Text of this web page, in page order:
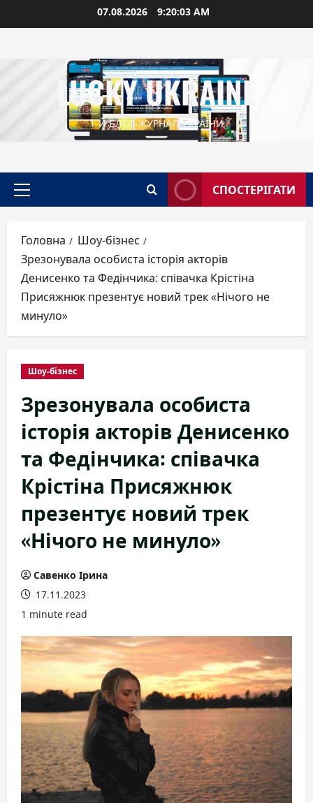
до
07.08.2026 9:20:04 AM
LUCKY UKRAINE
1-Й БЛОГ-ЖУРНАЛ УКРАЇНИ
Головне
СПОСТЕРІГАТИ
Головна
Шоу-бізнес
Зрезонувала особиста історія акторів
Денисенко та Федінчика: співачка Крістіна
Присяжнюк презентує новий трек «Нічого не
минуло»
Шоу-бізнес
Зрезонувала особиста
історія акторів Денисенко
та Федінчика: співачка
Крістіна Присяжнюк
презентує новий трек
«Нічого не минуло»
Савенко Ірина
17.11.2023
1 minute read